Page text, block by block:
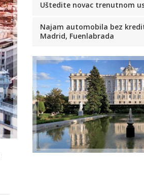
Uštedite novac trenutnom
Najam automobila bez
Madrid, Fuenlabrada